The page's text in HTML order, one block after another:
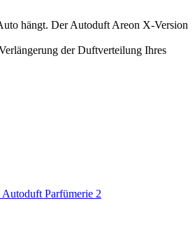
hängt. Der Autoduft Areon X-Version
der Duftverteilung Ihres